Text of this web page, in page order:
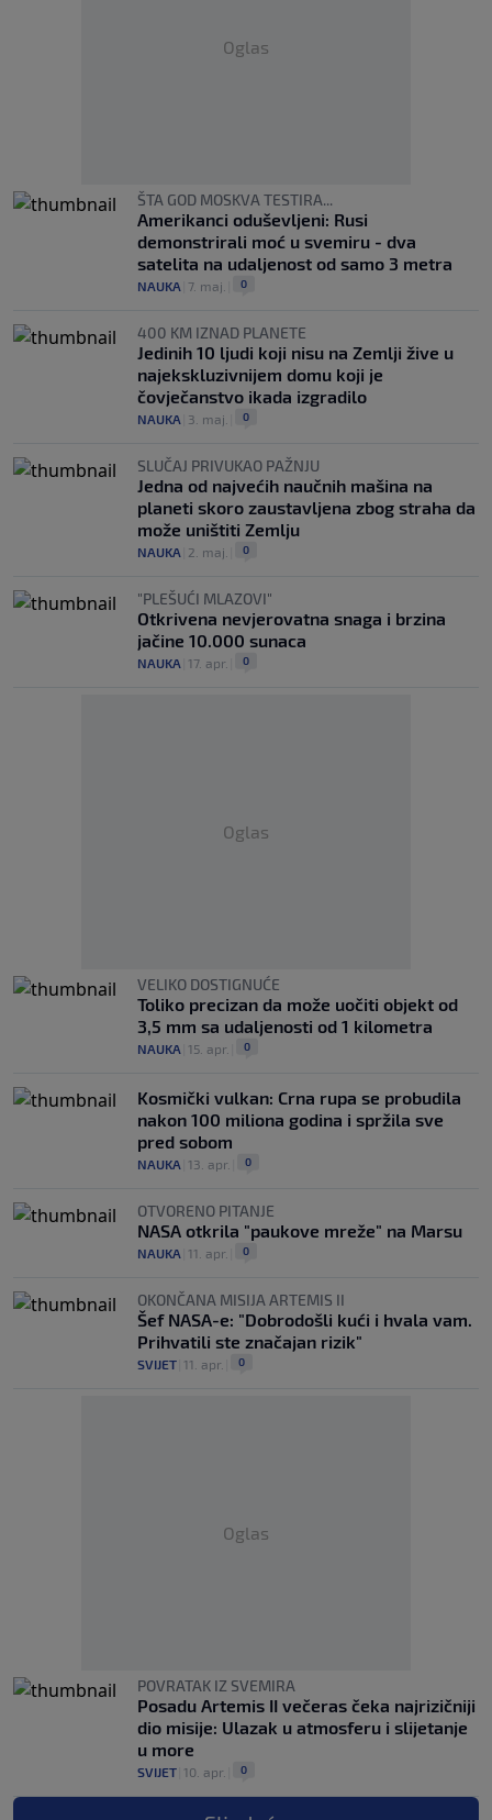
Oglas
ŠTA GOD MOSKVA TESTIRA...
Amerikanci oduševljeni: Rusi
demonstrirali moć u svemiru - dva
satelita na udaljenost od samo 3 metra
NAUKA 7. maj. 0
400 KM IZNAD PLANETE
Jedinih 10 ljudi koji nisu na Zemlji žive u
najekskluzivnijem domu koji je
čovječanstvo ikada izgradilo
NAUKA 3. maj. 0
SLUČAJ PRIVUKAO PAŽNJU
Jedna od najvećih naučnih mašina na
planeti skoro zaustavljena zbog straha da
može uništiti Zemlju
NAUKA 2. maj. 0
"PLEŠUĆI MLAZOVI"
Otkrivena nevjerovatna snaga i brzina
jačine 10.000 sunaca
NAUKA 17. apr. 0
Oglas
VELIKO DOSTIGNUĆE
Toliko precizan da može uočiti objekt od
3,5 mm sa udaljenosti od 1 kilometra
NAUKA 15. apr. 0
Kosmički vulkan: Crna rupa se probudila
nakon 100 miliona godina i spržila sve
pred sobom
NAUKA 13. apr. 0
OTVORENO PITANJE
NASA otkrila "paukove mreže" na Marsu
NAUKA 11. apr. 0
OKONČANA MISIJA ARTEMIS II
Šef NASA-e: "Dobrodošli kući i hvala vam.
Prihvatili ste značajan rizik"
SVIJET 11. apr. 0
Oglas
POVRATAK IZ SVEMIRA
Posadu Artemis II večeras čeka najrizičniji
dio misije: Ulazak u atmosferu i slijetanje
u more
SVIJET 10. apr. 0